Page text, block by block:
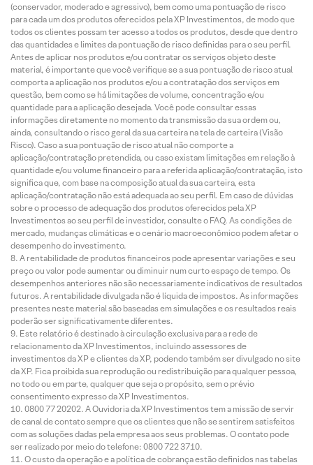
(conservador, moderado e agressivo), bem como uma pontuação de risco
para cada um dos produtos oferecidos pela XP Investimentos, de modo que
todos os clientes possam ter acesso a todos os produtos, desde que dentro
das quantidades e limites da pontuação de risco definidas para o seu perfil.
Antes de aplicar nos produtos e/ou contratar os serviços objeto deste
material, é importante que você verifique se a sua pontuação de risco atual
comporta a aplicação nos produtos e/ou a contratação dos serviços em
questão, bem como se há limitações de volume, concentração e/ou
quantidade para a aplicação desejada. Você pode consultar essas
informações diretamente no momento da transmissão da sua ordem ou,
ainda, consultando o risco geral da sua carteira na tela de carteira (Visão
Risco). Caso a sua pontuação de risco atual não comporte a
aplicação/contratação pretendida, ou caso existam limitações em relação à
quantidade e/ou volume financeiro para a referida aplicação/contratação, isto
significa que, com base na composição atual da sua carteira, esta
aplicação/contratação não está adequada ao seu perfil. Em caso de dúvidas
sobre o processo de adequação dos produtos oferecidos pela XP
Investimentos ao seu perfil de investidor, consulte o FAQ. As condições de
mercado, mudanças climáticas e o cenário macroeconômico podem afetar o
desempenho do investimento.
A rentabilidade de produtos financeiros pode apresentar variações e seu
preço ou valor pode aumentar ou diminuir num curto espaço de tempo. Os
desempenhos anteriores não são necessariamente indicativos de resultados
futuros. A rentabilidade divulgada não é líquida de impostos. As informações
presentes neste material são baseadas em simulações e os resultados reais
poderão ser significativamente diferentes.
Este relatório é destinado à circulação exclusiva para a rede de
relacionamento da XP Investimentos, incluindo assessores de
investimentos da XP e clientes da XP, podendo também ser divulgado no site
da XP. Fica proibida sua reprodução ou redistribuição para qualquer pessoa,
no todo ou em parte, qualquer que seja o propósito, sem o prévio
consentimento expresso da XP Investimentos.
0800 77 20202. A Ouvidoria da XP Investimentos tem a missão de servir
de canal de contato sempre que os clientes que não se sentirem satisfeitos
com as soluções dadas pela empresa aos seus problemas. O contato pode
ser realizado por meio do telefone: 0800 722 3710.
O custo da operação e a política de cobrança estão definidos nas tabelas